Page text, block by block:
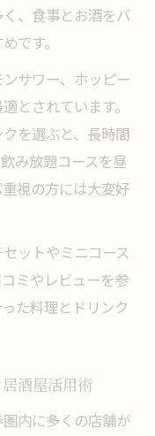
、食事とお酒をバ
です。
サワー、ホッピー
とされています。
を選ぶと、長時間
み放題コースを昼
視の方には大変好
ットやミニコース
ミやレビューを参
た料理とドリンク
酒屋活用術
内に多くの店舗が